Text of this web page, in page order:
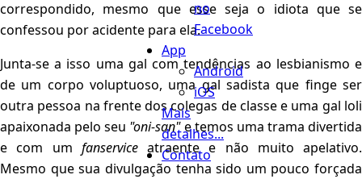
no
Facebook
App
Android
iOS
Mais
detalhes...
Contato
correspondido, mesmo que esse seja o idiota que se
confessou por acidente para ela.
Junta-se a isso uma gal com tendências ao lesbianismo e
de um corpo voluptuoso, uma gal sadista que finge ser
outra pessoa na frente dos colegas de classe e uma gal loli
apaixonada pelo seu "oni-san"e temos uma trama divertida
e com um fanserviceatraente e não muito apelativo.
Mesmo que sua divulgação tenha sido um pouco forçada